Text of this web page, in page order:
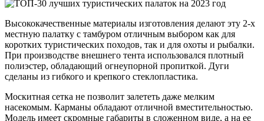
Высококачественные материалы изготовления делают эту 2-х
местную палатку с тамбуром отличным выбором как для
коротких туристических походов, так и для охоты и рыбалки.
При производстве внешнего тента использовался плотный
полиэстер, обладающий огнеупорной пропиткой. Дуги
сделаны из гибкого и крепкого стеклопластика.
Москитная сетка не позволит залететь даже мелким
насекомым. Карманы обладают отличной вместительностью.
Модель имеет скромные габариты в сложенном виде, а на ее